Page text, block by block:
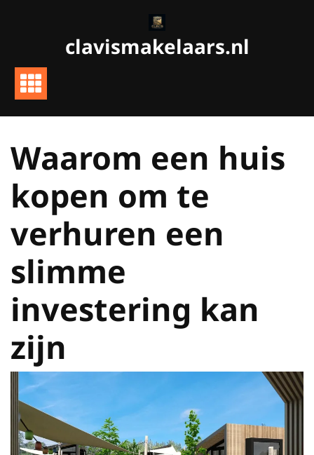
clavismakelaars.nl
Waarom een huis
kopen om te
verhuren een
slimme
investering kan
zijn